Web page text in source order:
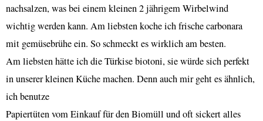
nachsalzen, was bei einem kleinen 2 jährigem Wirbelwind
wichtig werden kann. Am liebsten koche ich frische carbonara
mit gemüsebrühe ein. So schmeckt es wirklich am besten.
Am liebsten hätte ich die Türkise biotoni, sie würde sich perfekt
in unserer kleinen Küche machen. Denn auch mir geht es ähnlich,
ich benutze
Papiertüten vom Einkauf für den Biomüll und oft sickert alles